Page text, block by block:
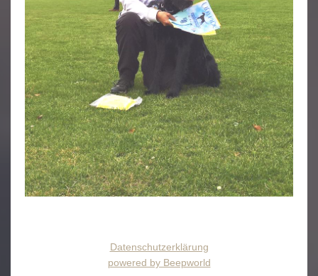
Datenschutzerklärung
powered by Beepworld